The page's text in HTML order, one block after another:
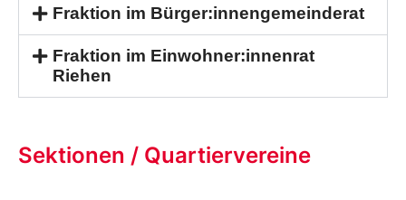
Fraktion im Bürger:innengemeinderat
Fraktion im Einwohner:innenrat
Riehen
Sektionen / Quartiervereine